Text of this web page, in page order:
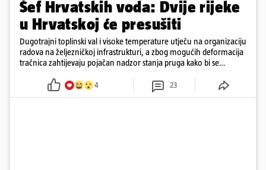
Šef Hrvatskih voda: Dvije rijeke
u Hrvatskoj će presušiti
Dugotrajni toplinski val i visoke temperature utječu na organizaciju
radova na željezničkoj infrastrukturi, a zbog mogućih deformacija
tračnica zahtijevaju pojačan nadzor stanja pruga kako bi se
4 23